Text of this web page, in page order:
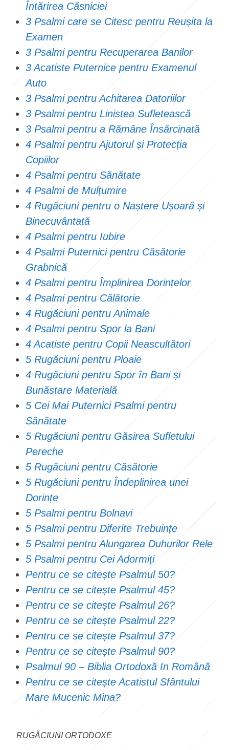
Întărirea Căsniciei
3 Psalmi care se Citesc pentru Reușita la
Examen
3 Psalmi pentru Recuperarea Banilor
3 Acatiste Puternice pentru Examenul
Auto
3 Psalmi pentru Achitarea Datoriilor
3 Psalmi pentru Linistea Sufletească
3 Psalmi pentru a Rămâne Însărcinată
4 Psalmi pentru Ajutorul și Protecția
Copiilor
4 Psalmi pentru Sănătate
4 Psalmi de Mulțumire
4 Rugăciuni pentru o Naștere Ușoară și
Binecuvântată
4 Psalmi pentru Iubire
4 Psalmi Puternici pentru Căsătorie
Grabnică
4 Psalmi pentru Împlinirea Dorințelor
4 Psalmi pentru Călătorie
4 Rugăciuni pentru Animale
4 Psalmi pentru Spor la Bani
4 Acatiste pentru Copii Neascultători
5 Rugăciuni pentru Ploaie
4 Rugăciuni pentru Spor în Bani și
Bunăstare Materială
5 Cei Mai Puternici Psalmi pentru
Sănătate
5 Rugăciuni pentru Găsirea Sufletului
Pereche
5 Rugăciuni pentru Căsătorie
5 Rugăciuni pentru Îndeplinirea unei
Dorințe
5 Psalmi pentru Bolnavi
5 Psalmi pentru Diferite Trebuințe
5 Psalmi pentru Alungarea Duhurilor Rele
5 Psalmi pentru Cei Adormiți
Pentru ce se citește Psalmul 50?
Pentru ce se citește Psalmul 45?
Pentru ce se citește Psalmul 26?
Pentru ce se citește Psalmul 22?
Pentru ce se citește Psalmul 37?
Pentru ce se citește Psalmul 90?
Psalmul 90 – Biblia Ortodoxă In Română
Pentru ce se citește Acatistul Sfântului
Mare Mucenic Mina?
RUGĂCIUNI ORTODOXE